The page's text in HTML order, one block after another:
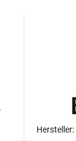
Hersteller: